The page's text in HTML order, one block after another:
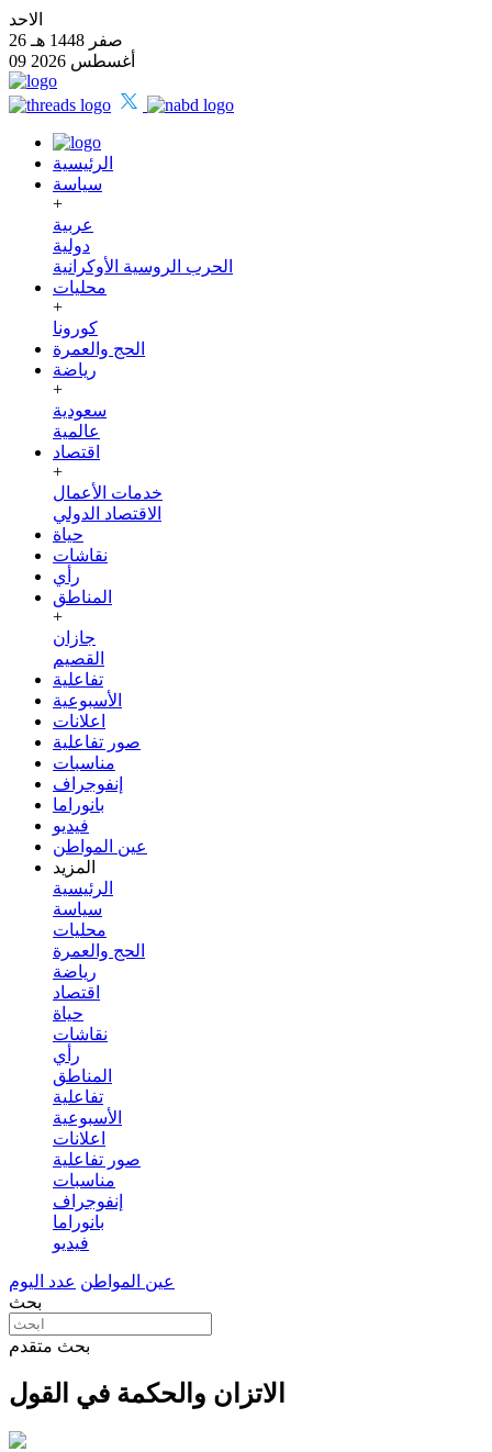
الاحد
26 صفر 1448 هـ
09 أغسطس 2026
الرئيسية
سياسة
+
عربية
دولية
الحرب الروسية الأوكرانية
محليات
+
كورونا
الحج والعمرة
رياضة
+
سعودية
عالمية
اقتصاد
+
خدمات الأعمال
الاقتصاد الدولي
حياة
نقاشات
رأي
المناطق
+
جازان
القصيم
تفاعلية
الأسبوعية
اعلانات
صور تفاعلية
مناسبات
إنفوجراف
بانوراما
فيديو
عين المواطن
المزيد
الرئيسية
سياسة
محليات
الحج والعمرة
رياضة
اقتصاد
حياة
نقاشات
رأي
المناطق
تفاعلية
الأسبوعية
اعلانات
صور تفاعلية
مناسبات
إنفوجراف
بانوراما
فيديو
عين المواطن عدد اليوم
بحث
بحث متقدم
الاتزان والحكمة في القول